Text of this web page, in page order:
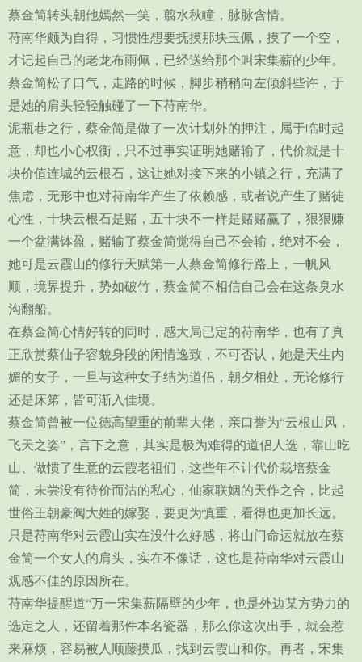
蔡金简转头朝他嫣然一笑，翦水秋瞳，脉脉含情。
苻南华颇为自得，习惯性想要抚摸那块玉佩，摸了一个空，
才记起自己的老龙布雨佩，已经送给那个叫宋集薪的少年。
蔡金简松了口气，走路的时候，脚步稍稍向左倾斜些许，于
是她的肩头轻轻触碰了一下苻南华。
泥瓶巷之行，蔡金简是做了一次计划外的押注，属于临时起
意，却也小心权衡，只不过事实证明她赌输了，代价就是十
块价值连城的云根石，这让她对接下来的小镇之行，充满了
焦虑，无形中也对苻南华产生了依赖感，或者说产生了赌徒
心性，十块云根石是赌，五十块不一样是赌赌赢了，狠狠赚
一个盆满钵盈，赌输了蔡金简觉得自己不会输，绝对不会，
她可是云霞山的修行天赋第一人蔡金简修行路上，一帆风
顺，境界提升，势如破竹，蔡金简不相信自己会在这条臭水
沟翻船。
在蔡金简心情好转的同时，感大局已定的苻南华，也有了真
正欣赏蔡仙子容貌身段的闲情逸致，不可否认，她是天生内
媚的女子，一旦与这种女子结为道侣，朝夕相处，无论修行
还是床笫，皆可渐入佳境。
蔡金简曾被一位德高望重的前辈大佬，亲口誉为“云根山风，
飞天之姿”，言下之意，其实是极为难得的道侣人选，靠山吃
山、做惯了生意的云霞老祖们，这些年不计代价栽培蔡金
简，未尝没有待价而沽的私心，仙家联姻的天作之合，比起
世俗王朝豪阀大姓的嫁娶，要更为慎重，看得也更加长远。
只是苻南华对云霞山实在没什么好感，将山门命运就放在蔡
金简一个女人的肩头，实在不像话，这也是苻南华对云霞山
观感不佳的原因所在。
苻南华提醒道“万一宋集薪隔壁的少年，也是外边某方势力的
选定之人，还留着那件本名瓷器，那么你这次出手，就会惹
来麻烦，容易被人顺藤摸瓜，找到云霞山和你。再者，宋集